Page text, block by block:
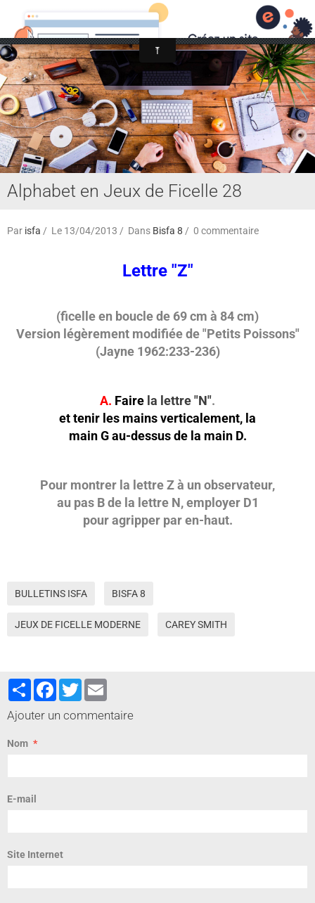
Association Internationale du Jeu de Ficelle
Page d'accueil
Derniers ajouts
Alphabet en Jeux de Ficelle 28
Par isfa Le 13/04/2013 Dans Bisfa 8 0 commentaire
Lettre "Z"
(ficelle en boucle de 69 cm à 84 cm)
Version légèrement modifiée de "Petits Poissons"
(Jayne 1962:233-236)
A. Faire la lettre "N".
et tenir les mains verticalement, la
main G au-dessus de la main D.
Pour montrer la lettre Z à un observateur,
au pas B de la lettre N, employer D1
pour agripper par en-haut.
BULLETINS ISFA BISFA 8
JEUX DE FICELLE MODERNE CAREY SMITH
PartagerFacebook
Twitter
Ajouter un commentaire
Nom
E-mail
Site Internet